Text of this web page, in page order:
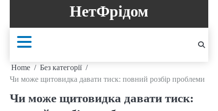
content
НетФрідом
Home
Без категорії
Чи може щитовидка давати тиск: повний розбір проблеми
Чи може щитовидка давати тиск: